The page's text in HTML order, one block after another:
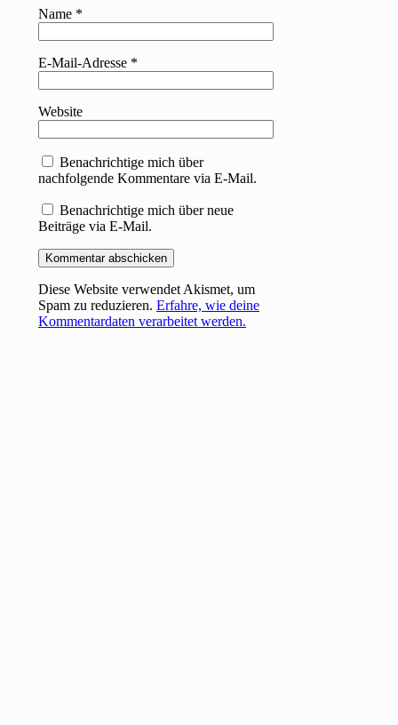
Name *
E-Mail-Adresse *
Website
Benachrichtige mich über
nachfolgende Kommentare via E-Mail.
Benachrichtige mich über neue
Beiträge via E-Mail.
Diese Website verwendet Akismet, um
Spam zu reduzieren.Erfahre, wie deine
Kommentardaten verarbeitet werden.